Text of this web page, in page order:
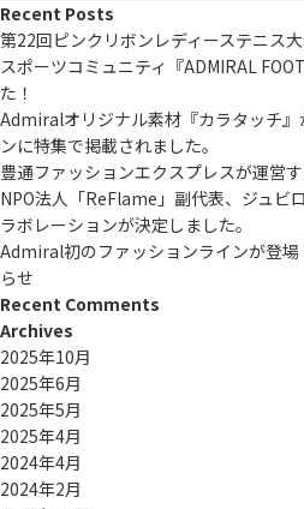
Recent Posts
第22回ピンクリボンレディーステニス
スポーツコミュニティ『ADMIRAL
た！
Admiralオリジナル素材『カラタッチ
ンに特集で掲載されました。
豊通ファッションエクスプレスが運営
NPO法人「ReFlame」副代表、ジュビ
ラボレーションが決定しました。
Admiral初のファッションラインが登場
らせ
Recent Comments
Archives
2025年10月
2025年6月
2025年5月
2025年4月
2024年4月
2024年2月